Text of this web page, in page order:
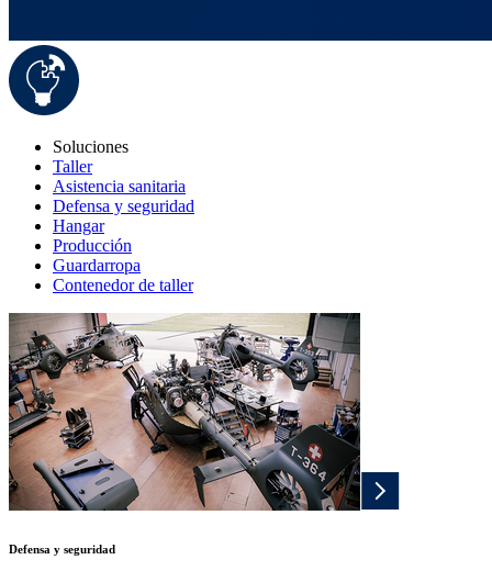
Soluciones
Taller
Asistencia sanitaria
Defensa y seguridad
Hangar
Producción
Guardarropa
Contenedor de taller
Defensa y seguridad